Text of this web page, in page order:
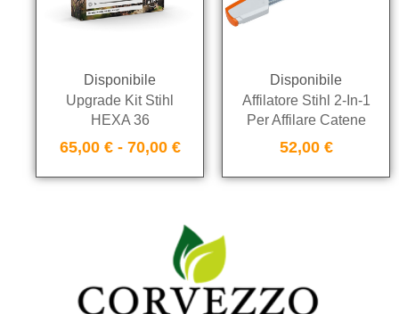
Disponibile
Upgrade Kit Stihl
HEXA 36
65,00 € - 70,00 €
Disponibile
Affilatore Stihl 2-In-1
Per Affilare Catene
52,00 €